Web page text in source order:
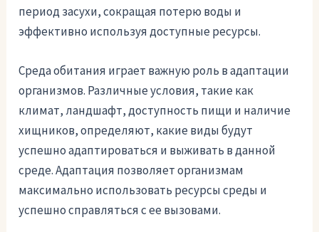
период засухи, сокращая потерю воды и
эффективно используя доступные ресурсы.
Среда обитания играет важную роль в адаптации
организмов. Различные условия, такие как
климат, ландшафт, доступность пищи и наличие
хищников, определяют, какие виды будут
успешно адаптироваться и выживать в данной
среде. Адаптация позволяет организмам
максимально использовать ресурсы среды и
успешно справляться с ее вызовами.